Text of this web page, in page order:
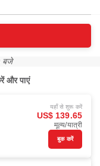
बजे
और पाएं
यहाँ से शुरू करें
US$ 139.65
मूल्य/यात्री
बुक करें